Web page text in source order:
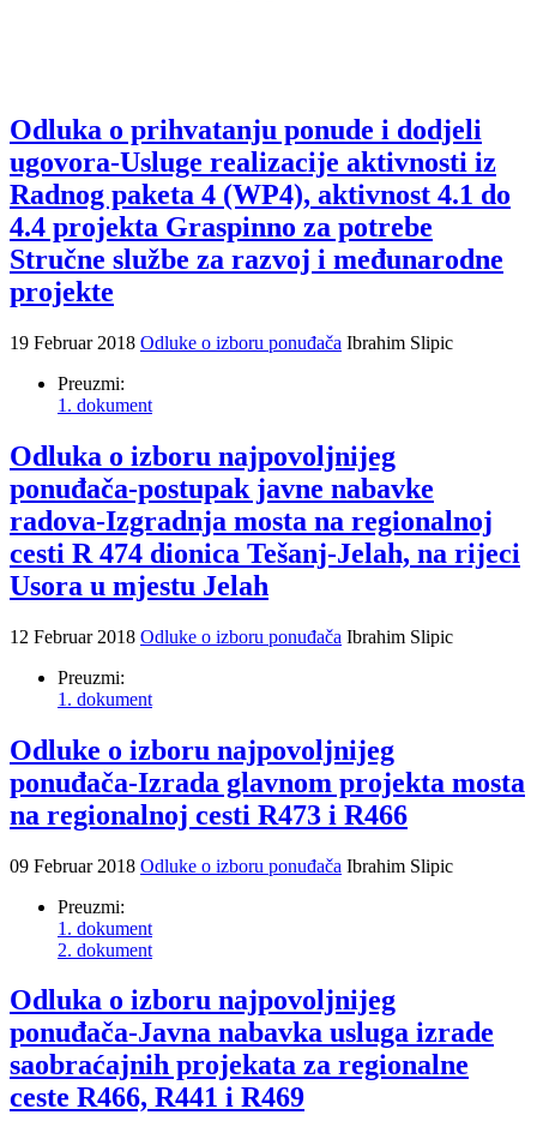
Odluka o prihvatanju ponude i dodjeli
ugovora-Usluge realizacije aktivnosti iz
Radnog paketa 4 (WP4), aktivnost 4.1 do
4.4 projekta Graspinno za potrebe
Stručne službe za razvoj i međunarodne
projekte
19 Februar 2018 Odluke o izboru ponuđača Ibrahim Slipic
Preuzmi:
1. dokument
Odluka o izboru najpovoljnijeg
ponuđača-postupak javne nabavke
radova-Izgradnja mosta na regionalnoj
cesti R 474 dionica Tešanj-Jelah, na rijeci
Usora u mjestu Jelah
12 Februar 2018 Odluke o izboru ponuđača Ibrahim Slipic
Preuzmi:
1. dokument
Odluke o izboru najpovoljnijeg
ponuđača-Izrada glavnom projekta mosta
na regionalnoj cesti R473 i R466
09 Februar 2018 Odluke o izboru ponuđača Ibrahim Slipic
Preuzmi:
1. dokument
2. dokument
Odluka o izboru najpovoljnijeg
ponuđača-Javna nabavka usluga izrade
saobraćajnih projekata za regionalne
ceste R466, R441 i R469